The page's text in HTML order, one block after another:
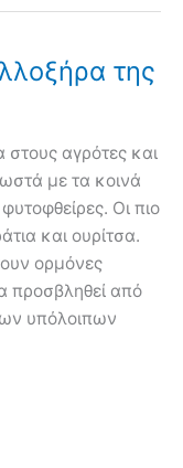
της
στους αγρότες και
με τα κοινά
Οι πιο
και ουρίτσα.
ορμόνες
προσβληθεί από
υπόλοιπων